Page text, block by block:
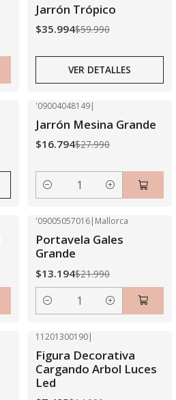
Agotado
Jarrón Trópico
$35.994$59.990
VER DETALLES
'09004048149|
Jarrón Mesina Grande
$16.794$27.990
Cantidad
'09005057016| Mallorca
Portavela Gales
Grande
$13.194$21.990
Cantidad
Agotado
11201300190|
Figura Decorativa
Cargando Arbol Luces
Led